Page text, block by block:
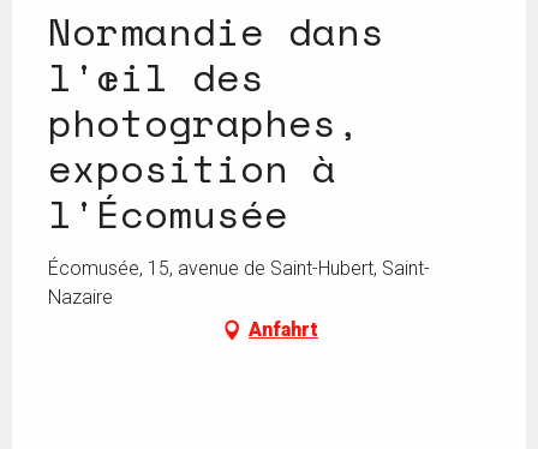
Normandie dans
l'œil des
photographes,
exposition à
l'Écomusée
Écomusée, 15, avenue de Saint-Hubert, Saint-
Nazaire
Anfahrt